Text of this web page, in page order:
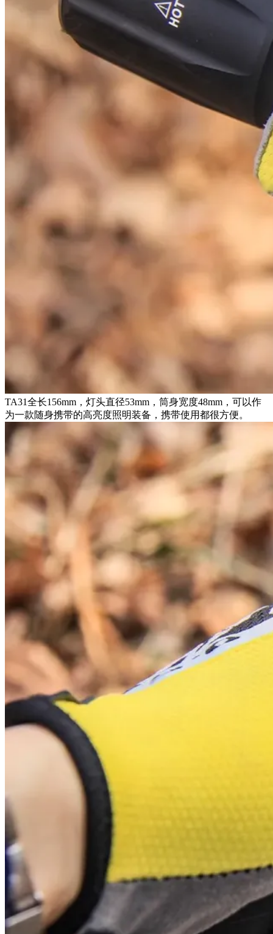
TA31全长156mm，灯头直径53mm，筒身宽度48mm，可以作
为一款随身携带的高亮度照明装备，携带使用都很方便。